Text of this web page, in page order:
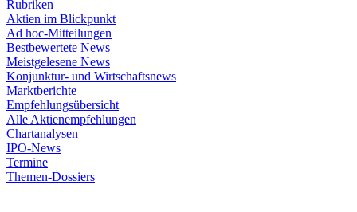
Rubriken
Aktien im Blickpunkt
Ad hoc-Mitteilungen
Bestbewertete News
Meistgelesene News
Konjunktur- und Wirtschaftsnews
Marktberichte
Empfehlungsübersicht
Alle Aktienempfehlungen
Chartanalysen
IPO-News
Termine
Themen-Dossiers